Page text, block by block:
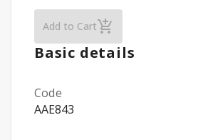
Add to CartEducational Policies
Basic details
Code
AAE843